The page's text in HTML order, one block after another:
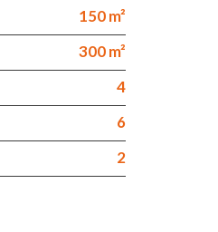
150 m²
300 m²
4
6
2